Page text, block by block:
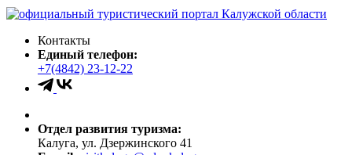
Контакты
Единый телефон:
+7(4842) 23-12-22
Отдел развития туризма:
Калуга, ул. Дзержинского 41